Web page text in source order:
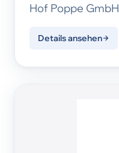
Hof Poppe GmbH
Details ansehen